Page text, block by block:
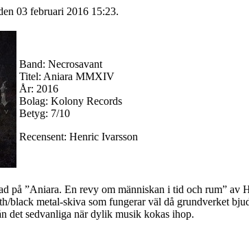
03 februari 2016 15:23.
Band: Necrosavant
Titel: Aniara MMXIV
År: 2016
Bolag: Kolony Records
Betyg: 7/10
Recensent: Henric Ivarsson
på ”Aniara. En revy om människan i tid och rum”
black metal-skiva som fungerar väl då grundverket
det sedvanliga när dylik musik kokas ihop.